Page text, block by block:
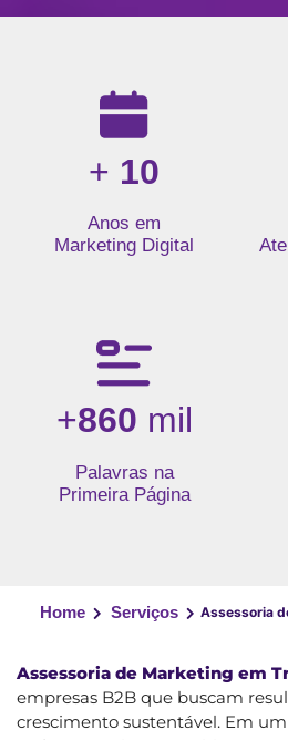
Resultados da nossa agência
+ 10
Anos em
Marketing Digital
+860 mil
Palavras na
Primeira Página
Home Serviços Assessoria
Assessoria de Marketing em
empresas B2B que buscam
crescimento sustentável. Em